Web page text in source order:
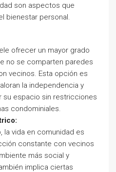
son aspectos que
bienestar personal.
ofrecer un mayor grado
no se comparten paredes
vecinos. Esta opción es
la independencia y
su espacio sin restricciones
condominiales.
la vida en comunidad es
constante con vecinos
más social y
implica ciertas